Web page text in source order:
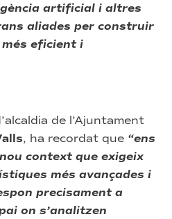
artificial i altres
aliades per construir
eficient i
de l’Ajuntament
, ha recordat que “ens
context que exigeix
més avançades i
precisament a
on s’analitzen